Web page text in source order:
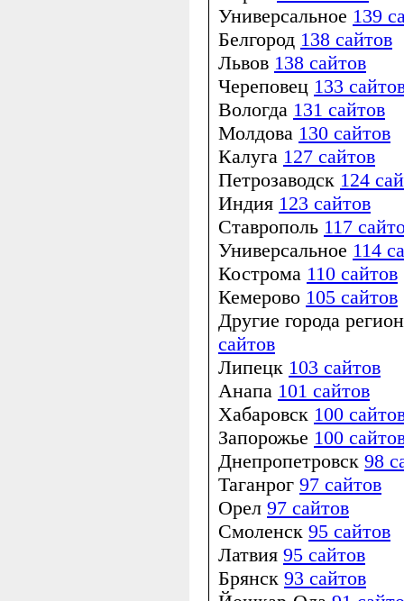
Универсальное 139
Белгород 138 сайтов
Львов 138 сайтов
Череповец 133
Вологда 131 сайтов
Молдова 130 сайтов
Калуга 127 сайтов
Петрозаводск 124
Индия 123 сайтов
Ставрополь 117
Универсальное 114
Кострома 110 сайтов
Кемерово 105 сайтов
Другие города
сайтов
Липецк 103 сайтов
Анапа 101 сайтов
Хабаровск 100
Запорожье 100
Днепропетровск 98
Таганрог 97 сайтов
Орел 97 сайтов
Смоленск 95 сайтов
Латвия 95 сайтов
Брянск 93 сайтов